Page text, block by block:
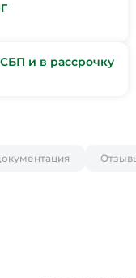
и в рассрочку